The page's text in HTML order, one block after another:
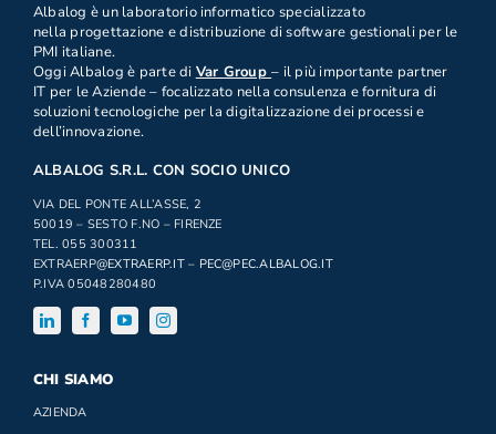
Albalog è un laboratorio informatico specializzato
nella progettazione e distribuzione di software gestionali per le
PMI italiane.
Oggi Albalog è parte di Var Group– il più importante partner
IT per le Aziende – focalizzato nella consulenza e fornitura di
soluzioni tecnologiche per la digitalizzazione dei processi e
dell’innovazione.
ALBALOG S.R.L. CON SOCIO UNICO
VIA DEL PONTE ALL’ASSE, 2
50019 – SESTO F.NO – FIRENZE
TEL. 055 300311
EXTRAERP@EXTRAERP.IT– PEC@PEC.ALBALOG.IT
P.IVA 05048280480
CHI SIAMO
AZIENDA